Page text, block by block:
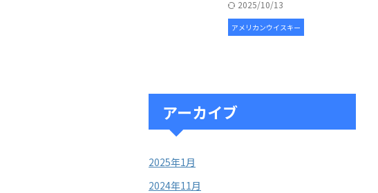
2025/10/13
アメリカンウイスキー
アーカイブ
2025年1月
2024年11月